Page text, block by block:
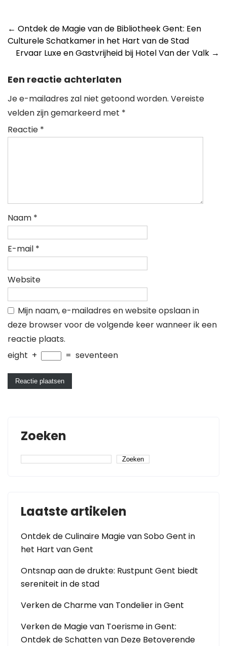
Post
navigation
← Ontdek de Magie van de Bibliotheek Gent: Een
Culturele Schatkamer in het Hart van de Stad
Ervaar Luxe en Gastvrijheid bij Hotel Van der Valk →
Een reactie achterlaten
Je e-mailadres zal niet getoond worden. Vereiste
velden zijn gemarkeerd met *
Reactie *
Naam *
E-mail *
Website
Mijn naam, e-mailadres en website opslaan in
deze browser voor de volgende keer wanneer ik een
reactie plaats.
eight + = seventeen
Zoeken
Zoeken
Laatste artikelen
Ontdek de Culinaire Magie van Sobo Gent in
het Hart van Gent
Ontsnap aan de drukte: Rustpunt Gent biedt
sereniteit in de stad
Verken de Charme van Tondelier in Gent
Verken de Magie van Toerisme in Gent:
Ontdek de Schatten van Deze Betoverende